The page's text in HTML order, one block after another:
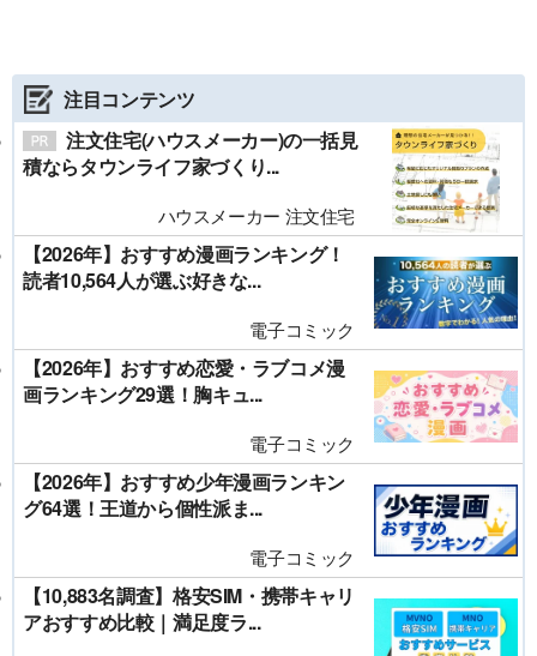
注目コンテンツ
注文住宅(ハウスメーカー)の一括見
積ならタウンライフ家づくり...
ハウスメーカー 注文住宅
【2026年】おすすめ漫画ランキング！
読者10,564人が選ぶ好きな...
電子コミック
【2026年】おすすめ恋愛・ラブコメ漫
画ランキング29選！胸キュ...
電子コミック
【2026年】おすすめ少年漫画ランキン
グ64選！王道から個性派ま...
電子コミック
【10,883名調査】格安SIM・携帯キャリ
アおすすめ比較｜満足度ラ...